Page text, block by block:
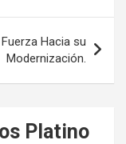
Hacia su
Modernización.
Platino